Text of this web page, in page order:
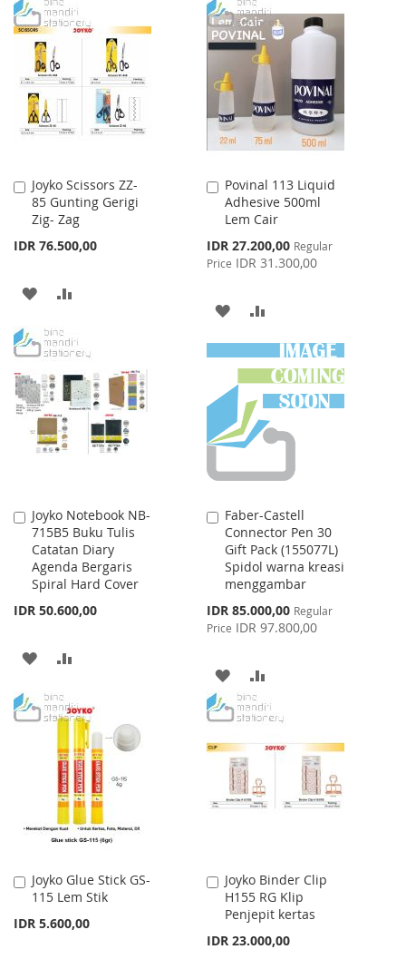
TO
WISH
LIST
TO
COMPARE
WISH
LIST
COMPARE
Joyko Scissors ZZ-
85 Gunting Gerigi
Zig- Zag
IDR 76.500,00
Add
to
Cart
ADD
WISH
LIST
COMPARE
Povinal 113 Liquid
Adhesive 500ml
Lem Cair
Special
Price
IDR 27.200,00 Regular
Price IDR 31.300,00
Add
to
Cart
ADD
TO
WISH
LIST
TO
COMPARE
Joyko Notebook NB-
715B5 Buku Tulis
Catatan Diary
Agenda Bergaris
Spiral Hard Cover
IDR 50.600,00
Add
to
Cart
ADD
WISH
LIST
COMPARE
Faber-Castell
Connector Pen 30
Gift Pack (155077L)
Spidol warna kreasi
menggambar
Special
Price
IDR 85.000,00 Regular
Price IDR 97.800,00
Add
to
Cart
ADD
TO
LIST
TO
Joyko Glue Stick GS-
115 Lem Stik
IDR 5.600,00
Add
to
Joyko Binder Clip
H155 RG Klip
Penjepit kertas
IDR 23.000,00
Add
to
Cart